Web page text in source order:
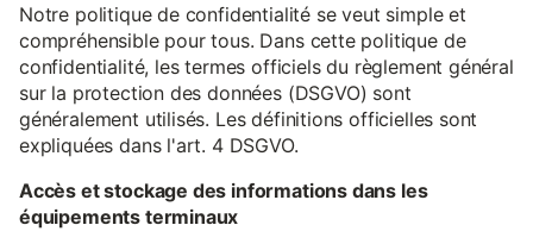
Notre politique de confidentialité se veut simple et
compréhensible pour tous. Dans cette politique de
confidentialité, les termes officiels du règlement général
sur la protection des données (DSGVO) sont
généralement utilisés. Les définitions officielles sont
expliquées dans l'art. 4 DSGVO.
Accès et stockage des informations dans les
équipements terminaux